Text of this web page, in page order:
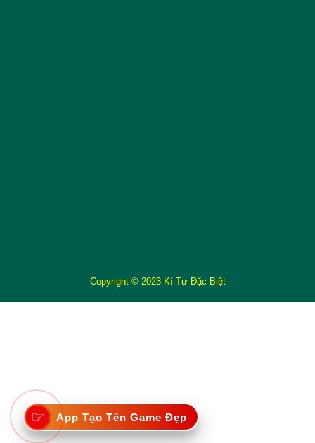
Copyright © 2023 Kí Tự Đặc Biệt
☞ App Tạo Tên Game Đẹp